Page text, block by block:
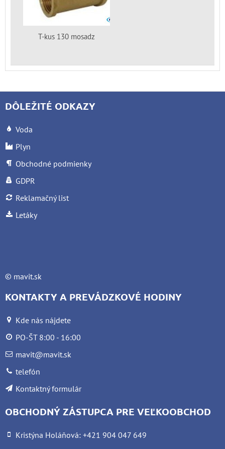
T-kus 130 mosadz
DÔLEŽITÉ ODKAZY
Voda
Plyn
Obchodné podmienky
GDPR
Reklamačný list
Letáky
© mavit.sk
KONTAKTY A PREVÁDZKOVÉ HODINY
Kde nás nájdete
PO-ŠT 8:00 - 16:00
mavit@mavit.sk
telefón
Kontaktný formulár
OBCHODNÝ ZÁSTUPCA PRE VEĽKOOBCHOD
Kristýna Holáňová: +421 904 047 649